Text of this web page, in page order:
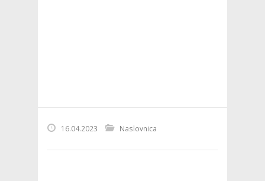
16.04.2023 Naslovnica